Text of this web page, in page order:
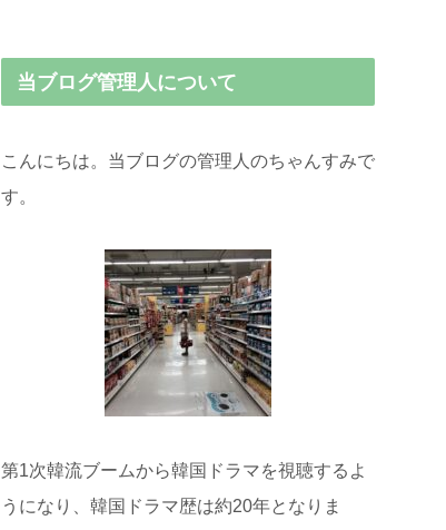
当ブログ管理人について
こんにちは。当ブログの管理人のちゃんすみで
す。
第1次韓流ブームから韓国ドラマを視聴するよ
うになり、韓国ドラマ歴は約20年となりま